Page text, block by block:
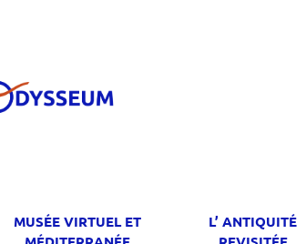
MUSÉE VIRTUEL ET
L’ ANTIQUITÉ